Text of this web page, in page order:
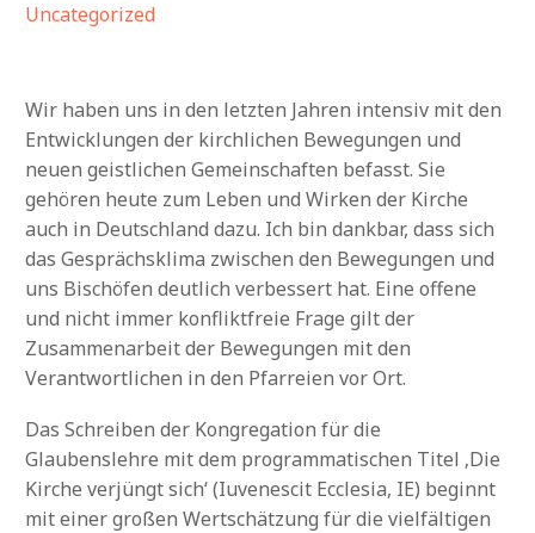
Uncategorized
Wir haben uns in den letzten Jahren intensiv mit den
Entwicklungen der kirchlichen Bewegungen und
neuen geistlichen Gemeinschaften befasst. Sie
gehören heute zum Leben und Wirken der Kirche
auch in Deutschland dazu. Ich bin dankbar, dass sich
das Gesprächsklima zwischen den Bewegungen und
uns Bischöfen deutlich verbessert hat. Eine offene
und nicht immer konfliktfreie Frage gilt der
Zusammenarbeit der Bewegungen mit den
Verantwortlichen in den Pfarreien vor Ort.
Das Schreiben der Kongregation für die
Glaubenslehre mit dem programmatischen Titel ‚Die
Kirche verjüngt sich‘ (Iuvenescit Ecclesia, IE) beginnt
mit einer großen Wertschätzung für die vielfältigen